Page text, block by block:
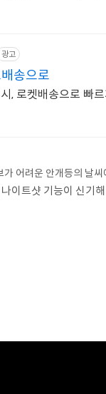
광고
송으로
, 로켓배송으로 빠
어려운 안개등의 날씨
이트샷 기능이 신기